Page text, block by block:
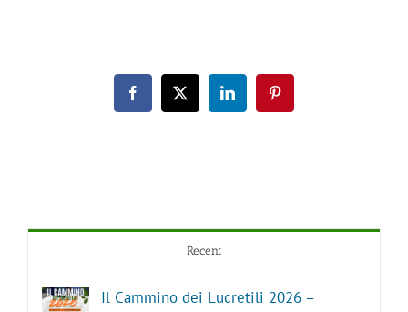
Facebook
X LinkedInPinterest
Recent
Il Cammino dei Lucretili 2026 –